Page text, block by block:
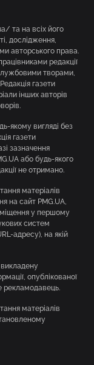
та на всіх його
дослідження,
авторського права.
редакції
творами,
газети
інших авторів
якому вигляді без
газети
зазначення
або будь-якого
не отримано.
матеріалів
на сайт PMG.UA,
у першому
систем
адресу), на якій
викладену
опублікованої
рекламодавець.
матеріалів